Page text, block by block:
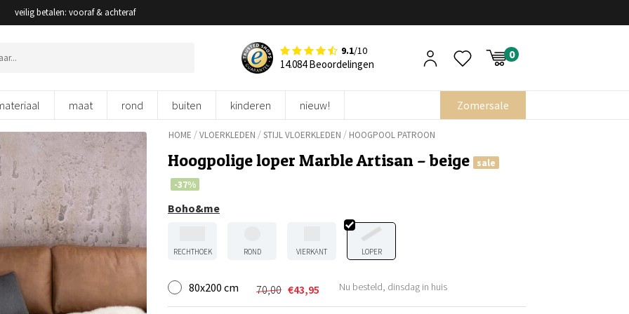
veilig betalen: vooraf & achteraf
9.1/10
14.084 Beoordelingen
maat rond buiten kinderen nieuw! Zomersale
HOME /VLOERKLEDEN /STIJL VLOERKLEDEN / HOOGPOOL PATROON
Hoogpolige loper Marble Artisan – beige
sale
-37%
Boho&me
RECHTHOEK ROND VIERKANT LOPER
80x200 cm 70,00
Oorspronkelijke
prijs
€43,95
Huidige
prijs
Nu besteld, dinsdag in huis